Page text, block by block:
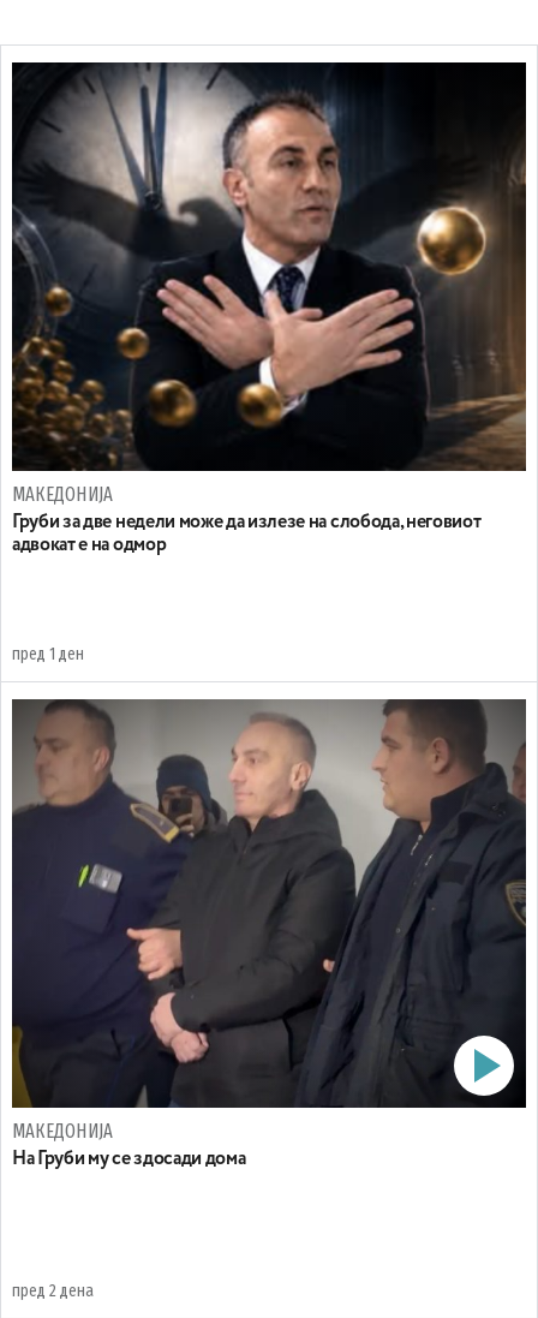
МАКЕДОНИЈА
Груби за две недели може да излезе на слобода, неговиот
адвокат е на одмор
пред 1 ден
МАКЕДОНИЈА
На Груби му се здосади дома
пред 2 дена